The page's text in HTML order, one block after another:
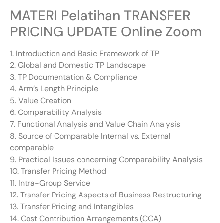
MATERI Pelatihan TRANSFER
PRICING UPDATE Online Zoom
1. Introduction and Basic Framework of TP
2. Global and Domestic TP Landscape
3. TP Documentation & Compliance
4. Arm’s Length Principle
5. Value Creation
6. Comparability Analysis
7. Functional Analysis and Value Chain Analysis
8. Source of Comparable Internal vs. External
comparable
9. Practical Issues concerning Comparability Analysis
10. Transfer Pricing Method
11. Intra-Group Service
12. Transfer Pricing Aspects of Business Restructuring
13. Transfer Pricing and Intangibles
14. Cost Contribution Arrangements (CCA)